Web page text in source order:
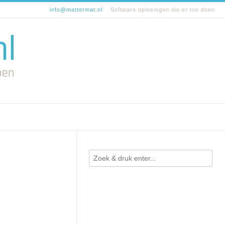
info@mattermat.nl Software oplosingen die er toe doen